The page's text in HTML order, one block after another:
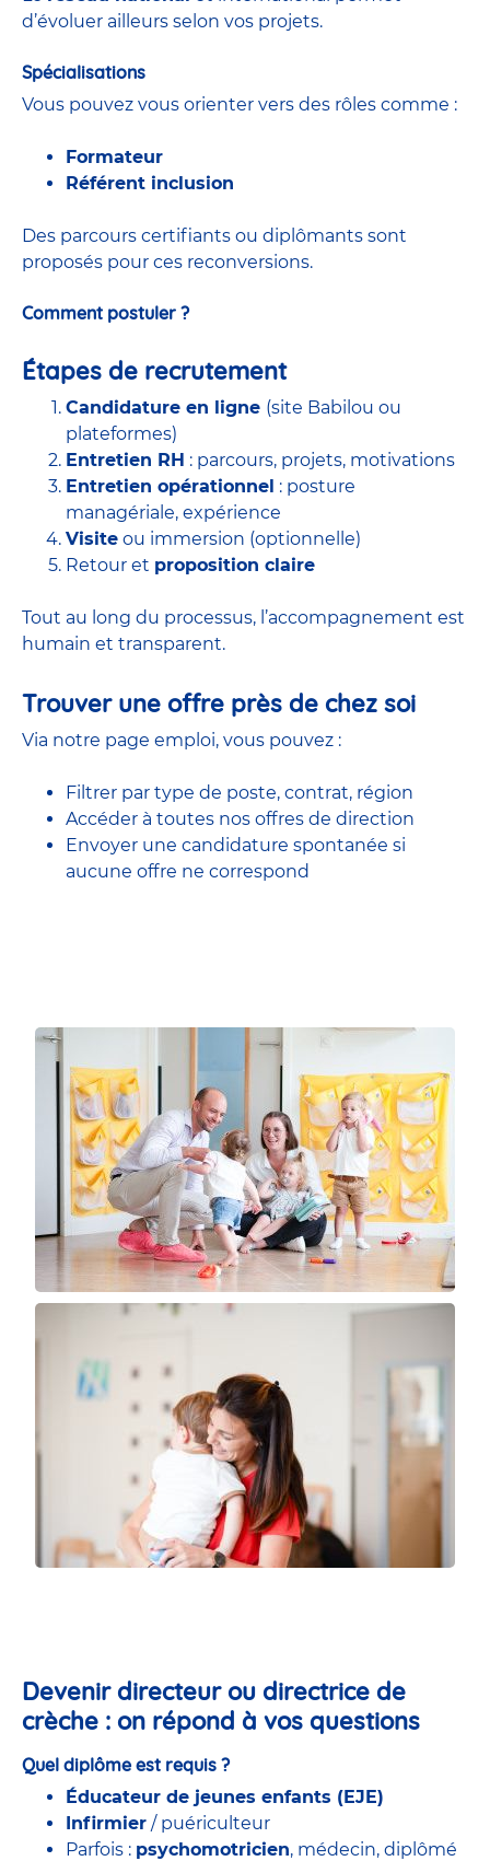
d’évoluer ailleurs selon vos projets.
Spécialisations
Vous pouvez vous orienter vers des rôles comme :
Formateur
Référent inclusion
Des parcours certifiants ou diplômants sont
proposés pour ces reconversions.
Comment postuler ?
Étapes de recrutement
Candidature en ligne (site Babilou ou
plateformes)
Entretien RH : parcours, projets, motivations
Entretien opérationnel : posture
managériale, expérience
Visite ou immersion (optionnelle)
Retour et proposition claire
Tout au long du processus, l’accompagnement est
humain et transparent.
Trouver une offre près de chez soi
Via notre page emploi, vous pouvez :
Filtrer par type de poste, contrat, région
Accéder à toutes nos offres de direction
Envoyer une candidature spontanée si
aucune offre ne correspond
Devenir directeur ou directrice de
crèche : on répond à vos questions
Quel diplôme est requis ?
Éducateur de jeunes enfants (EJE)
Infirmier / puériculteur
Parfois : psychomotricien, médecin, diplômé